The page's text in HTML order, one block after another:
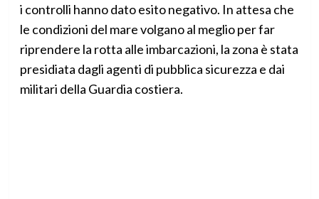
i controlli hanno dato esito negativo. In attesa che
le condizioni del mare volgano al meglio per far
riprendere la rotta alle imbarcazioni, la zona è stata
presidiata dagli agenti di pubblica sicurezza e dai
militari della Guardia costiera.